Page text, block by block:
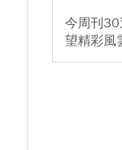
今周刊30
望精彩風